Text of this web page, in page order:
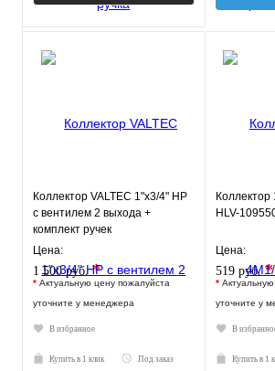
Коллектор VALTEC 1"х3/4" НР
с вентилем 2 выхода +
комплект ручек
Цена:
1 500 руб.*
* Актуальную цену пожалуйста
уточните у менеджера
В избранное
Купить в 1 клик Под заказ
HLV-
Цена:
519 руб.*
*
уточните у
В
Купить в 1